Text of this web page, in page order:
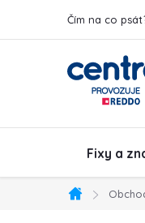
Čím na co
Fixy a
Domů